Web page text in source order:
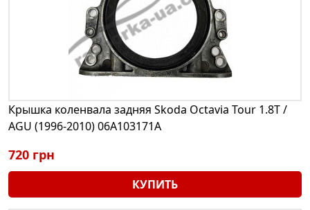
Крышка коленвала задняя Skoda Octavia Tour 1.8T /
AGU (1996-2010) 06A103171A
720 грн
КУПИТЬ